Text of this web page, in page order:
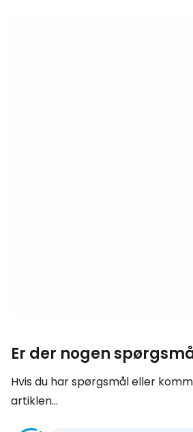
Er der nogen
Hvis du har spørgsmål eller
artiklen...